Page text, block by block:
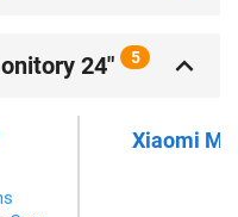
24" 5
Xiaomi